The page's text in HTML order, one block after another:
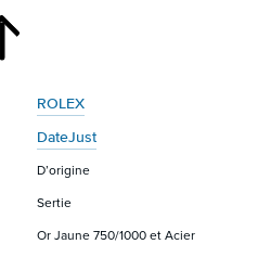
ROLEX
DateJust
D’origine
Sertie
Or Jaune 750/1000 et Acier